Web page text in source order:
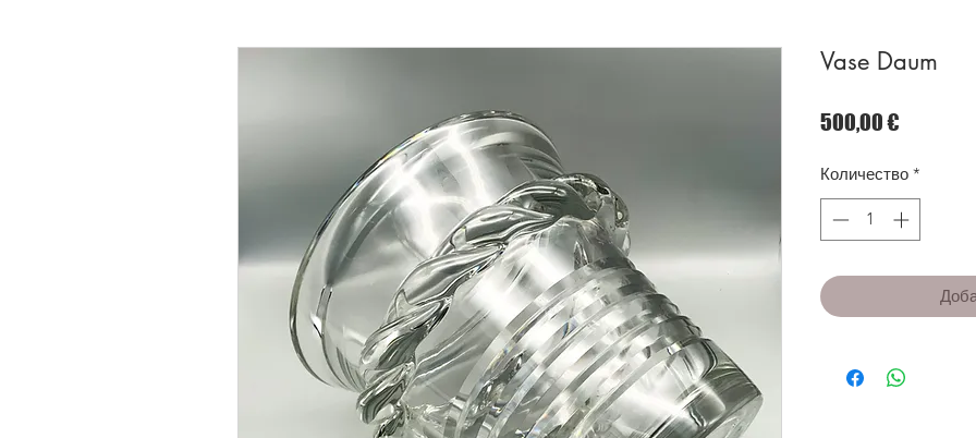
Vase Daum
500,00 €
Количество *